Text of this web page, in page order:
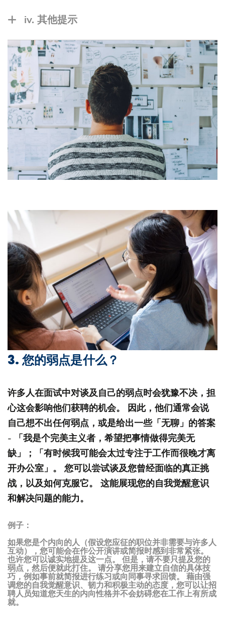
而，对于一些较大型的组织，他们可能会有不同
的团队来支持不同领域的工作。
您的期望是什么？
您希望在未来五年内成为「通才」还是「专
才」？ 为什么？
虽然并非对所有的工作职能都是「不可能」的
的，因为工作经验的累积是成功的关键因素。 请
造访一些求职网站 (例如 LinkedIn 和 JobsDB)
来了解当经理的要求，并问自己下列问题：
您是否预见自己能在五年内达到经理的要求？
如果是，您为何如此有信心？
如果不是，那么未来五年内，您需要在哪些方
面装备自己，才能向上爬升至经理的职级？
iv. 其他提示
您可以考虑谈论一些其他可能达到的目标，例如
取得某些专业资格，而不是提出您希望在五年内
取得特定的「职位」。
例如： 金融行业的特许金融分析师
这其实也是间接询问您为何要申请这份工作。
这份工作是否符合您未来 五年的职涯规划？
您是否期望得到这份工作无法提供给您的东
3. 您的弱点是什么？
许多人在面试中对谈及自己的弱点时会犹豫不决，担
心这会影响他们获聘的机会。 因此，他们通常会说
自己想不出任何弱点，或是给出一些「无聊」的答案
- 「我是个完美主义者，希望把事情做得完美无
缺」；「有时候我可能会太过专注于工作而很晚才离
开办公室」。 您可以尝试谈及您曾经面临的真正挑
战，以及如何克服它。 这能展现您的自我觉醒意识
和解决问题的能力。
例子：
如果您是个内向的人（假设您应征的职位并非需要与许多人
互动），您可能会在作公开演讲或简报时感到非常紧张。
也许您可以诚实地提及这一点。 但是，请不要只提及您的
弱点，然后便就此打住。 请分享您用来建立自信的具体技
巧，例如事前就简报进行练习或向同事寻求回馈。 藉由强
调您的自我觉醒意识、韧力和积极主动的态度，您可以让招
聘人员知道您天生的内向性格并不会妨碍您在工作上有所成
就。